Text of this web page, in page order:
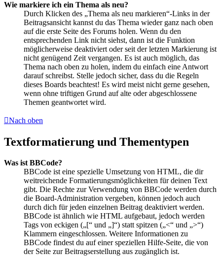
Wie markiere ich ein Thema als neu?
Durch Klicken des „Thema als neu markieren“-Links in der
Beitragsansicht kannst du das Thema wieder ganz nach oben
auf die erste Seite des Forums holen. Wenn du den
entsprechenden Link nicht siehst, dann ist die Funktion
möglicherweise deaktiviert oder seit der letzten Markierung ist
nicht genügend Zeit vergangen. Es ist auch möglich, das
Thema nach oben zu holen, indem du einfach eine Antwort
darauf schreibst. Stelle jedoch sicher, dass du die Regeln
dieses Boards beachtest! Es wird meist nicht gerne gesehen,
wenn ohne triftigen Grund auf alte oder abgeschlossene
Themen geantwortet wird.
Nach oben
Textformatierung und Thementypen
Was ist BBCode?
BBCode ist eine spezielle Umsetzung von HTML, die dir
weitreichende Formatierungsmöglichkeiten für deinen Text
gibt. Die Rechte zur Verwendung von BBCode werden durch
die Board-Administration vergeben, können jedoch auch
durch dich für jeden einzelnen Beitrag deaktiviert werden.
BBCode ist ähnlich wie HTML aufgebaut, jedoch werden
Tags von eckigen („[“ und „]“) statt spitzen („<“ und „>“)
Klammern eingeschlossen. Weitere Informationen zu
BBCode findest du auf einer speziellen Hilfe-Seite, die von
der Seite zur Beitragserstellung aus zugänglich ist.